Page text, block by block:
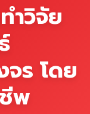
ำวิจัย
ร โดย
พ